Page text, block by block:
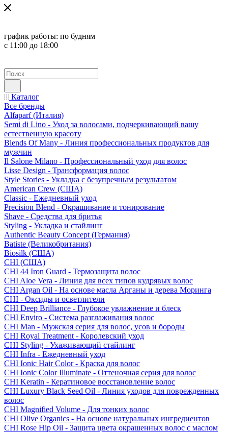
график работы: по будням
с 11:00 до 18:00
Каталог
Все бренды
Alfaparf (Италия)
Semi di Lino - Уход за волосами, подчеркивающий вашу
естественную красоту
Blends Of Many - Линия профессиональных продуктов для
мужчин
Il Salone Milano - Профессиональный уход для волос
Lisse Design - Трансформация волос
Style Stories - Укладка с безупречным результатом
American Crew (США)
Classic - Ежедневный уход
Precision Blend - Окрашивание и тонирование
Shave - Средства для бритья
Styling - Укладка и стайлинг
Authentic Beauty Concept (Германия)
Batiste (Великобритания)
Biosilk (США)
CHI (США)
CHI 44 Iron Guard - Термозащита волос
CHI Aloe Vera - Линия для всех типов кудрявых волос
CHI Argan Oil - На основе масла Арганы и дерева Моринга
CHI - Оксиды и осветлители
CHI Deep Brilliance - Глубокое увлажнение и блеск
CHI Enviro - Система разглаживания волос
CHI Man - Мужская серия для волос, усов и бороды
CHI Royal Treatment - Королевский уход
CHI Styling - Ухаживающий стайлинг
CHI Infra - Ежедневный уход
CHI Ionic Hair Color - Краска для волос
CHI Ionic Color Illuminate - Оттеночная серия для волос
CHI Keratin - Кератиновое восстановление волос
CHI Luxury Black Seed Oil - Линия уходов для поврежденных
волос
CHI Magnified Volume - Для тонких волос
CHI Olive Organics - На основе натуральных ингредиентов
CHI Rose Hip Oil - Защита цвета окрашенных волос с маслом